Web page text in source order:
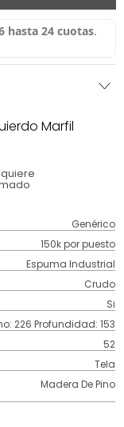
Marfil
Genérico
150k por puesto
Espuma Industrial
Crudo
Si
226 Profundidad: 153
52
Tela
Madera De Pino